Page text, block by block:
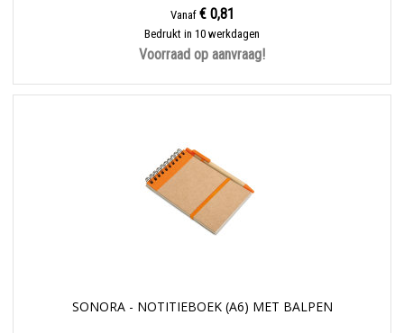
Vanaf € 0,81
Bedrukt in 10 werkdagen
Voorraad op aanvraag!
SONORA - NOTITIEBOEK (A6) MET BALPEN